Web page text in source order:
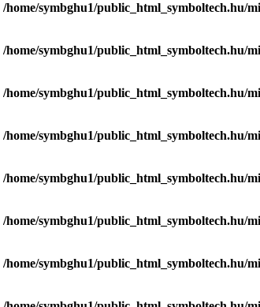
/home/symbghu1/public_html_symboltech.hu/
/home/symbghu1/public_html_symboltech.hu/
/home/symbghu1/public_html_symboltech.hu/
/home/symbghu1/public_html_symboltech.hu/
/home/symbghu1/public_html_symboltech.hu/
/home/symbghu1/public_html_symboltech.hu/
/home/symbghu1/public_html_symboltech.hu/